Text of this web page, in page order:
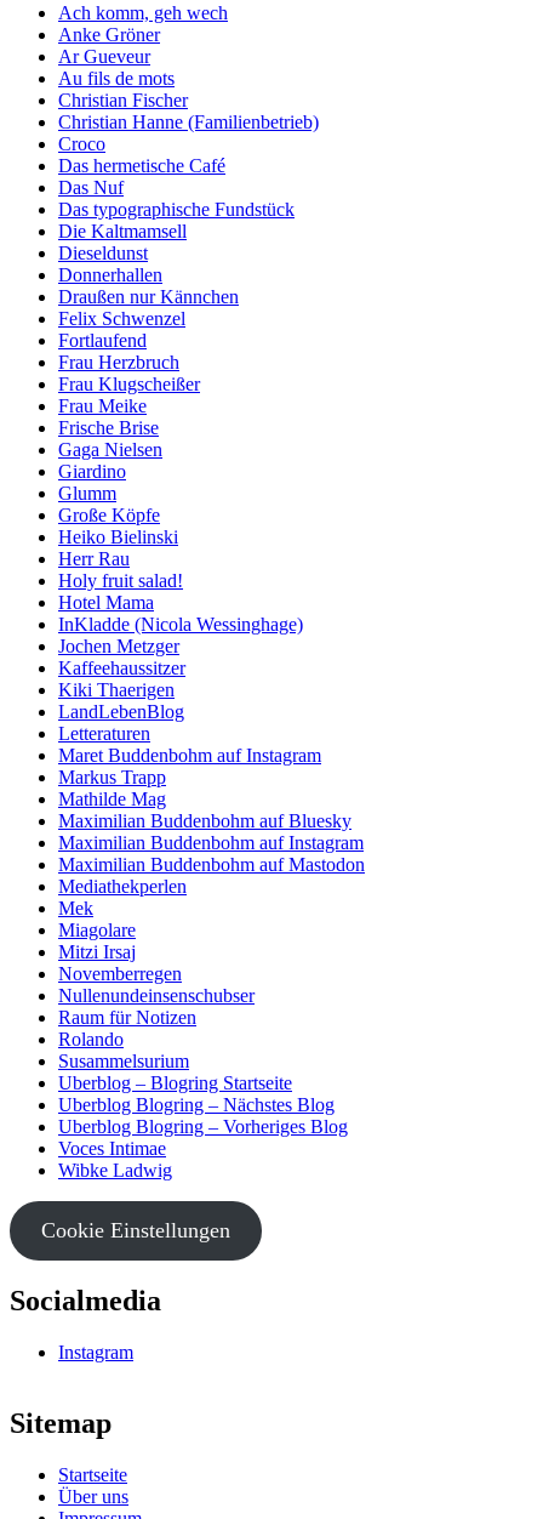
Ach komm, geh wech
Anke Gröner
Ar Gueveur
Au fils de mots
Christian Fischer
Christian Hanne (Familienbetrieb)
Croco
Das hermetische Café
Das Nuf
Das typographische Fundstück
Die Kaltmamsell
Dieseldunst
Donnerhallen
Draußen nur Kännchen
Felix Schwenzel
Fortlaufend
Frau Herzbruch
Frau Klugscheißer
Frau Meike
Frische Brise
Gaga Nielsen
Giardino
Glumm
Große Köpfe
Heiko Bielinski
Herr Rau
Holy fruit salad!
Hotel Mama
InKladde (Nicola Wessinghage)
Jochen Metzger
Kaffeehaussitzer
Kiki Thaerigen
LandLebenBlog
Letteraturen
Maret Buddenbohm auf Instagram
Markus Trapp
Mathilde Mag
Maximilian Buddenbohm auf Bluesky
Maximilian Buddenbohm auf Instagram
Maximilian Buddenbohm auf Mastodon
Mediathekperlen
Mek
Miagolare
Mitzi Irsaj
Novemberregen
Nullenundeinsenschubser
Raum für Notizen
Rolando
Susammelsurium
Uberblog – Blogring Startseite
Uberblog Blogring – Nächstes Blog
Uberblog Blogring – Vorheriges Blog
Voces Intimae
Wibke Ladwig
Cookie Einstellungen
Socialmedia
Instagram
Sitemap
Startseite
Über uns